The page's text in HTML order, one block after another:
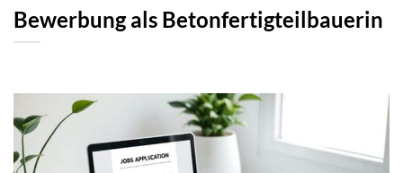
Bewerbung als Betonfertigteilbauerin